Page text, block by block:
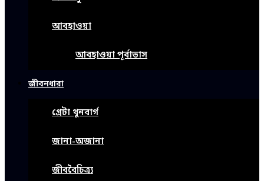
আবহাওয়া
আবহাওয়া পূর্বাভাস
জীবনধারা
গ্রেটা থুনবার্গ
জানা-অজানা
জীববৈচিত্র্য